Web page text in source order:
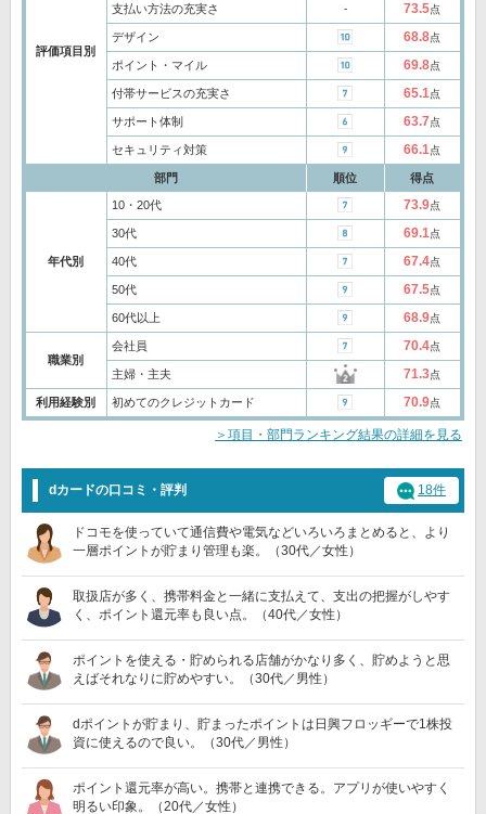
評価項目別
支払い方法の充実さ ‐ 73.5点
デザイン 68.8点
ポイント・マイル 69.8点
付帯サービスの充実さ 65.1点
サポート体制 63.7点
セキュリティ対策 66.1点
部門 順位 得点
年代別
10・20代 73.9点
30代 69.1点
40代 67.4点
50代 67.5点
60代以上 68.9点
職業別
会社員 70.4点
主婦・主夫 71.3点
利用経験別 初めてのクレジットカード 70.9点
＞項目・部門ランキング結果の詳細を見る
dカードの口コミ・評判 18件
ドコモを使っていて通信費や電気などいろいろまとめると、より
一層ポイントが貯まり管理も楽。（30代／女性）
取扱店が多く、携帯料金と一緒に支払えて、支出の把握がしやす
く、ポイント還元率も良い点。（40代／女性）
ポイントを使える・貯められる店舗がかなり多く、貯めようと思
えばそれなりに貯めやすい。（30代／男性）
dポイントが貯まり、貯まったポイントは日興フロッギーで1株投
資に使えるので良い。（30代／男性）
ポイント還元率が高い。携帯と連携できる。アプリが使いやすく
明るい印象。（20代／女性）